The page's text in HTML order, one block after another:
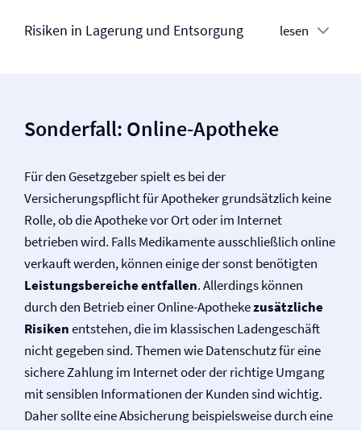
Risiken in Lagerung und Entsorgung lesen
Sonderfall: Online-Apotheke
Für den Gesetzgeber spielt es bei der
Versicherungspflicht für Apotheker grundsätzlich keine
Rolle, ob die Apotheke vor Ort oder im Internet
betrieben wird. Falls Medikamente ausschließlich online
verkauft werden, können einige der sonst benötigten
Leistungsbereiche entfallen. Allerdings können
durch den Betrieb einer Online-Apothekezusätzliche
Risikenentstehen, die im klassischen Ladengeschäft
nicht gegeben sind. Themen wie Datenschutz für eine
sichere Zahlung im Internet oder der richtige Umgang
mit sensiblen Informationen der Kunden sind wichtig.
Daher sollte eine Absicherung beispielsweise durch eine